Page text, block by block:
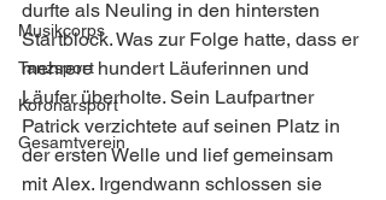
Musikcorps
Tanzsport
Koronarsport
Gesamtverein
durfte als Neuling in den hintersten
Startblock. Was zur Folge hatte, dass er
mehrere hundert Läuferinnen und
Läufer überholte. Sein Laufpartner
Patrick verzichtete auf seinen Platz in
der ersten Welle und lief gemeinsam
mit Alex. Irgendwann schlossen sie